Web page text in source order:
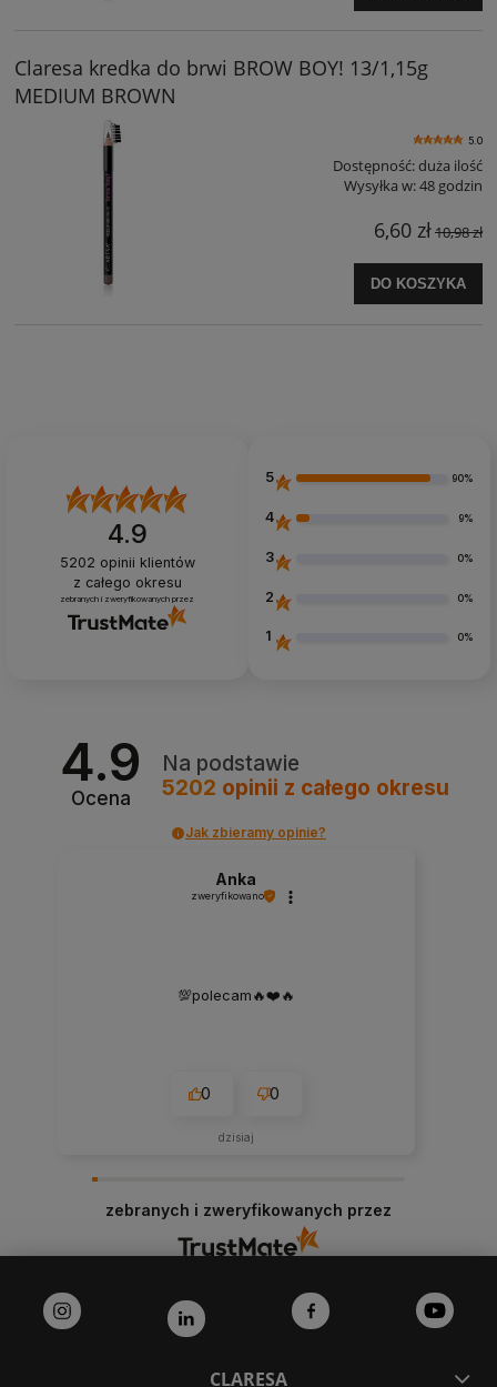
Claresa kredka do brwi BROW BOY! 13/1,15g
MEDIUM BROWN
5.0
Dostępność:duża ilość
Wysyłka w:48 godzin
6,60 zł10,98 zł
DO KOSZYKA
4.9
5202 opinii klientów
z całego okresu
zebranych i zweryfikowanych przez
5 90%
4 9%
3 0%
2 0%
1 0%
4.9
Ocena
Na podstawie
5202 opinii z całego okresu
Jak zbieramy opinie?
Anka
zweryfikowano
💯polecam🔥❤️🔥
0 0
dzisiaj
zebranych i zweryfikowanych przez
CLARESA